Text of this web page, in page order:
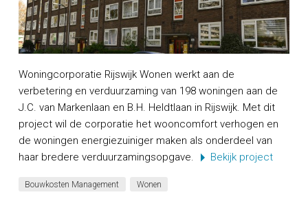
Woningcorporatie Rijswijk Wonen werkt aan de
verbetering en verduurzaming van 198 woningen aan de
J.C. van Markenlaan en B.H. Heldtlaan in Rijswijk. Met dit
project wil de corporatie het wooncomfort verhogen en
de woningen energiezuiniger maken als onderdeel van
haar bredere verduurzamingsopgave.
Bekijk project
Bouwkosten Management Wonen